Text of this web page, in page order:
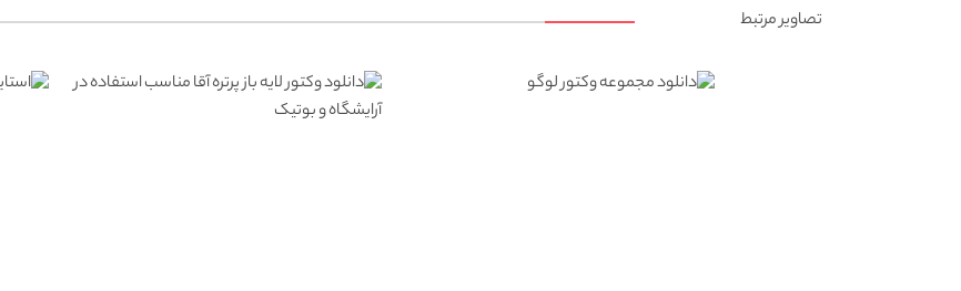
تصاویر مرتبط